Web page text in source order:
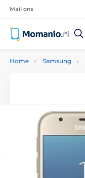
Mail ons
Home Samsung